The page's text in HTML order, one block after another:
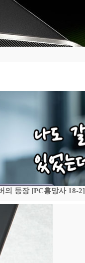
의 등장 [PC흥망사 18-2]